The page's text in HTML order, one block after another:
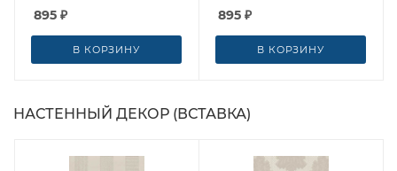
895 ₽
В КОРЗИНУ
895 ₽
В КОРЗИНУ
НАСТЕННЫЙ ДЕКОР (ВСТАВКА)